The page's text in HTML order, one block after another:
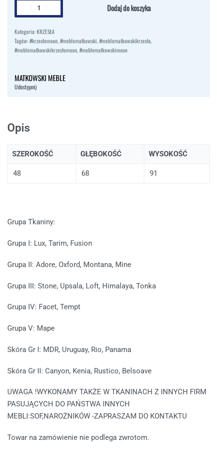
Dodaj do koszyka
Kategoria:KRZESŁA
Tagów:#krzesłomoon,#meblematkowski,#meblematkowskikrzesła,
#meblematkowskikrzesłomoon,#meblematkowskimoon
MATKOWSKI MEBLE
Udostępnij
Opis
SZEROKOŚĆ GŁĘBOKOŚĆ WYSOKOŚĆ
48 68 91
Grupa Tkaniny:
Grupa I: Lux, Tarim, Fusion
Grupa II: Adore, Oxford, Montana, Mine
Grupa III: Stone, Upsala, Loft, Himalaya, Tonka
Grupa IV: Facet, Tempt
Grupa V: Mape
Skóra Gr I: MDR, Uruguay, Rio, Panama
Skóra Gr II: Canyon, Kenia, Rustico, Belsoave
UWAGA !WYKONAMY TAKŻE W TKANINACH Z INNYCH FIRM
PASUJĄCYCH DO PAŃSTWA INNYCH
MEBLI:SOF,NAROŻNIKÓW -ZAPRASZAM DO KONTAKTU
Towar na zamówienie nie podlega zwrotom.